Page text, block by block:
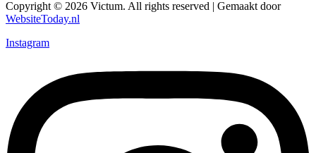
Copyright © 2026 Victum. All rights reserved | Gemaakt door
WebsiteToday.nl
Instagram